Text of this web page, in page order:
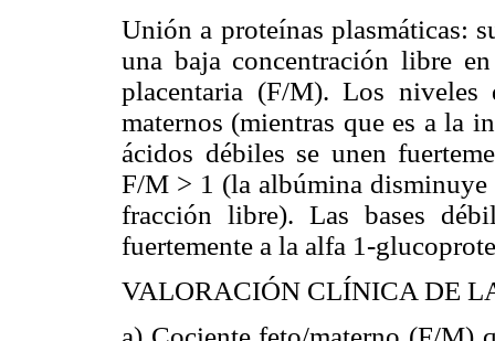
Unión a proteínas plasmáticas:
una baja concentración libre
placentaria (F/M). Los
maternos (mientras que es a la
ácidos débiles se unen
F/M > 1 (la albúmina disminuye
fracción libre). Las bases
fuertemente a la alfa 1-
VALORACIÓN CLÍNICA DE